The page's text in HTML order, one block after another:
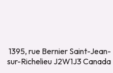
1395, rue Bernier Saint-Jean-
sur-Richelieu J2W1J3 Canada